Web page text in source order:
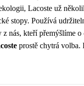
Lacoste už
stopy. Používá
z nás, kteří přemýšlíme o
prostě chytrá volba.